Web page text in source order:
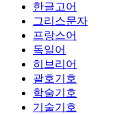
한글고어
그리스문자
프랑스어
독일어
히브리어
괄호기호
학술기호
기술기호